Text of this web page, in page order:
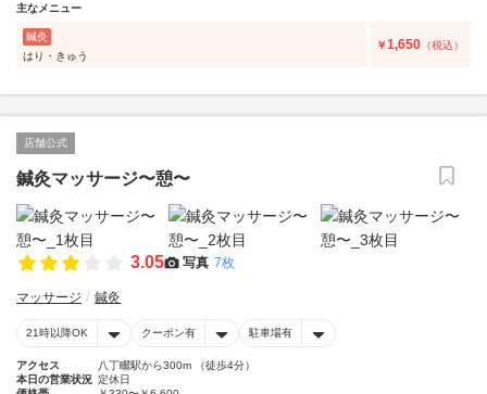
主なメニュー
鍼灸
はり・きゅう
￥1,650 （税込）
店舗公式
鍼灸マッサージ〜憩〜
3.05 写真 7枚
マッサージ 鍼灸
21時以降OK クーポン有 駐車場有
アクセス
八丁畷駅から300m （徒歩4分）
本日の営業状況 定休日